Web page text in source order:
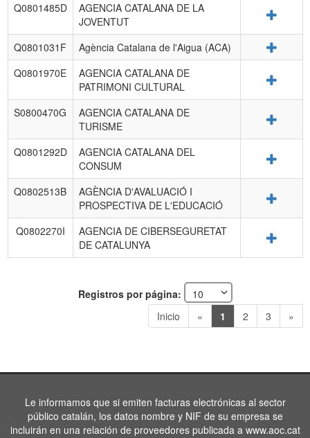
Q0801485D
AGENCIA CATALANA DE LA
JOVENTUT
Q0801031F Agència Catalana de l'Aigua (ACA)
Q0801970E
AGENCIA CATALANA DE
PATRIMONI CULTURAL
S0800470G
AGENCIA CATALANA DE
TURISME
Q0801292D
AGENCIA CATALANA DEL
CONSUM
Q0802513B
AGÈNCIA D'AVALUACIÓ I
PROSPECTIVA DE L'EDUCACIÓ
Q0802270I
AGENCIA DE CIBERSEGURETAT
DE CATALUNYA
Registros por página:
Inicio
« 1 2 3 »
Le informamos que si emiten facturas electrónicas al sector
público catalán, los datos nombre y NIF de su empresa se
incluirán en una relación de proveedores publicada a www.aoc.cat